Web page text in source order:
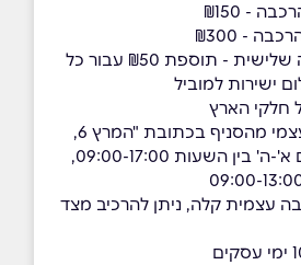
- ₪150
- ₪300
*בהובלה מעל קומה שלישית - תוספת ₪50 עבור כל
ישירות למוביל
חלקי הארץ
*ניתן לבצע איסוף עצמי מהסניף בכתובת "המרץ 6,
פתח תקווה", בימים א'-ה' בין השעות 09:00-17:00,
עצמית קלה, ניתן להרכיב מצד